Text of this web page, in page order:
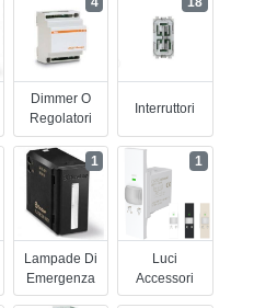
Dimmer O
Regolatori
Interruttori
Lampade Di
Emergenza
1
Luci
Accessori
1